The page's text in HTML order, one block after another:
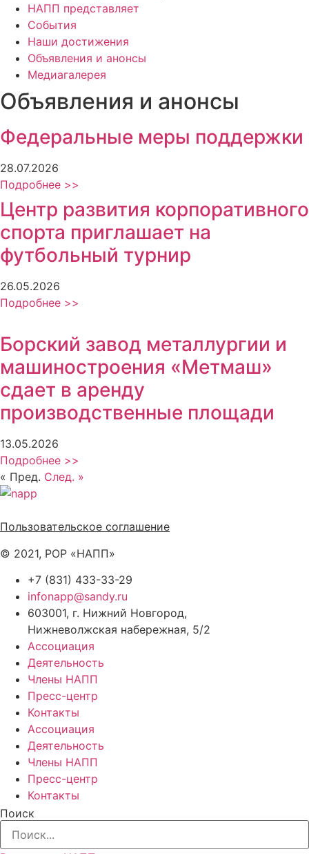
НАПП представляет
События
Наши достижения
Объявления и анонсы
Медиагалерея
Объявления и анонсы
Федеральные меры поддержки
28.07.2026
Подробнее >>
Центр развития корпоративного
спорта приглашает на
футбольный турнир
26.05.2026
Подробнее >>
Борский завод металлургии и
машиностроения «Метмаш»
сдает в аренду
производственные площади
13.05.2026
Подробнее >>
« Пред. След. »
Пользовательское соглашение
© 2021, РОР «НАПП»
+7 (831) 433-33-29
infonapp@sandy.ru
603001, г. Нижний Новгород,
Нижневолжская набережная, 5/2
Ассоциация
Деятельность
Члены НАПП
Пресс-центр
Контакты
Ассоциация
Деятельность
Члены НАПП
Пресс-центр
Контакты
Поиск